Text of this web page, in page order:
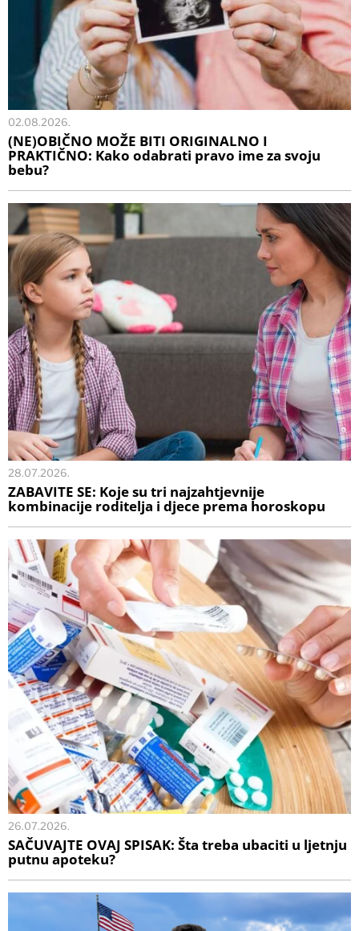
02.08.2026.
(NE)OBIČNO MOŽE BITI ORIGINALNO I
PRAKTIČNO: Kako odabrati pravo ime za svoju
bebu?
28.07.2026.
ZABAVITE SE: Koje su tri najzahtjevnije
kombinacije roditelja i djece prema horoskopu
26.07.2026.
SAČUVAJTE OVAJ SPISAK: Šta treba ubaciti u ljetnju
putnu apoteku?